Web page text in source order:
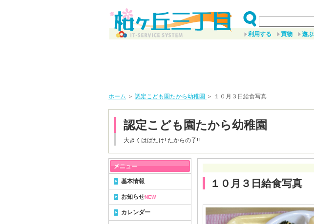
利用する 買物 遊ぶ
ホーム ＞ 認定こども園たから幼稚園 ＞ １０月３日給食写真
認定こども園たから幼稚園
大きくはばたけ! たからの子!!
１０月３日給食写真
基本情報
お知らせNEW
カレンダー